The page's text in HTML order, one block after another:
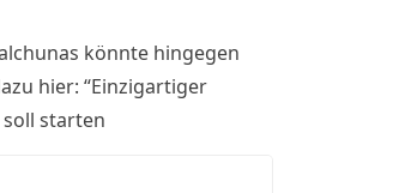
könnte hingegen
hier: “Einzigartiger
soll starten